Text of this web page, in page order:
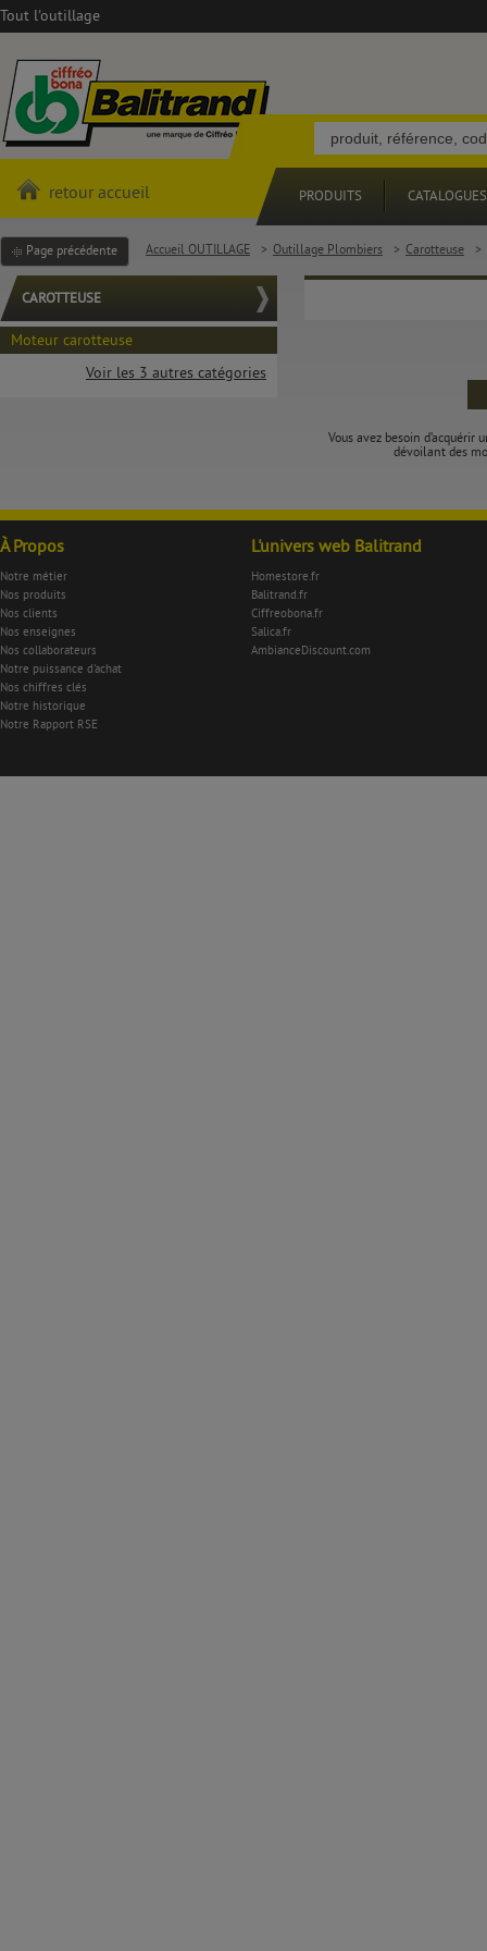
Tout l'outillage
retour accueil PRODUITS CATALOGUES
Page précédente Accueil OUTILLAGE > Outillage Plombiers > Carotteuse >
CAROTTEUSE
Moteur carotteuse
Voir les 3 autres catégories
Vous avez besoin
dévoilant des
À Propos
Notre métier
Nos produits
Nos clients
Nos enseignes
Nos collaborateurs
Notre puissance d'achat
Nos chiffres clés
Notre historique
Notre Rapport RSE
L'univers web Balitrand
Homestore.fr
Balitrand.fr
Ciffreobona.fr
Salica.fr
AmbianceDiscount.com